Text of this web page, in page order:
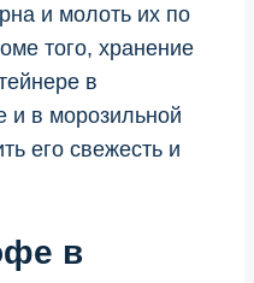
и молоть их по
того, хранение
в
и в морозильной
его свежесть и
в